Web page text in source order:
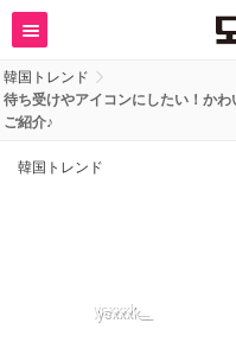
韓国トレンド
待ち受けやアイコンにしたい！か
ご紹介♪
韓国トレンド
ysxxxk__